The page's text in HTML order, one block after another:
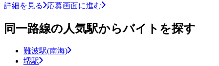
詳細を見る 応募画面に進む
同一路線の人気駅からバイトを探す
難波駅(南海)
堺駅